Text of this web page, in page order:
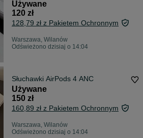
Używane
120 zł
128,79 zł z Pakietem Ochronnym
Warszawa, Wilanów
Odświeżono dzisiaj o 14:04
Słuchawki AirPods 4 ANC
Używane
150 zł
160,89 zł z Pakietem Ochronnym
Warszawa, Wilanów
Odświeżono dzisiaj o 14:04